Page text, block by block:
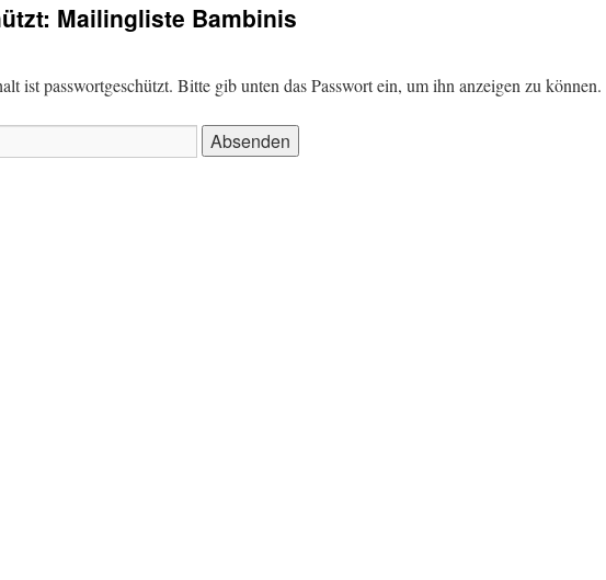
Mailingliste Bambinis
ist passwortgeschützt. Bitte gib unten das Passwort ein, um ihn anzeigen zu können.